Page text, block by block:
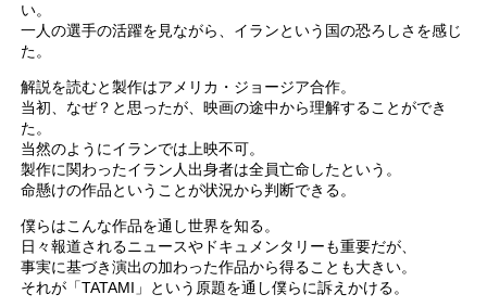
い。
一人の選手の活躍を見ながら、イランという国の恐ろしさを感じ
た。
解説を読むと製作はアメリカ・ジョージア合作。
当初、なぜ？と思ったが、映画の途中から理解することができ
た。
当然のようにイランでは上映不可。
製作に関わったイラン人出身者は全員亡命したという。
命懸けの作品ということが状況から判断できる。
僕らはこんな作品を通し世界を知る。
日々報道されるニュースやドキュメンタリーも重要だが、
事実に基づき演出の加わった作品から得ることも大きい。
それが「TATAMI」という原題を通し僕らに訴えかける。